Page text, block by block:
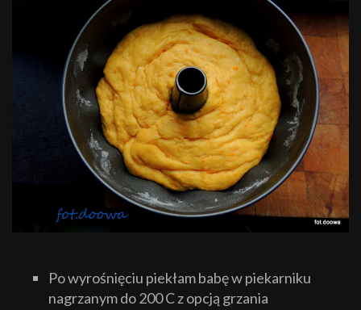
Po wyrośnięciu piekłam babę w piekarniku
nagrzanym do 200 C z opcją grzania